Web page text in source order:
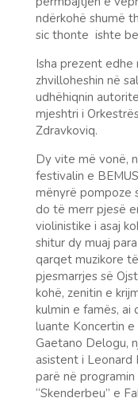
ndërkohë shumë
sic thonte ishte
Isha prezent
zhvilloheshin në
udhëhiqnin
mjeshtri i
Zdravkoviq.
Dy vite më vonë,
festivalin e
mënyrë pompoze
do të merr pjesë
violinistike i asaj
shitur dy muaj
qarqet muzikore
pjesmarrjes së
kohë, zenitin e
kulmin e famës,
luante Koncertin
Gaetano Delogu,
asistent i Leonard
parë në
“Skenderbeu” e